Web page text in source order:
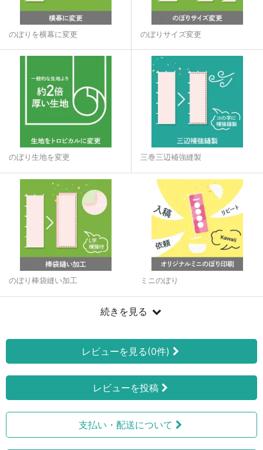
のぼりを横幕に変更 のぼりサイズ変更
のぼり生地を変更 三巻三辺補強縫製
のぼり棒袋縫い加工 ミニのぼり
続きを見る
レビューを見る(0件)
レビューを投稿
支払い・配送について